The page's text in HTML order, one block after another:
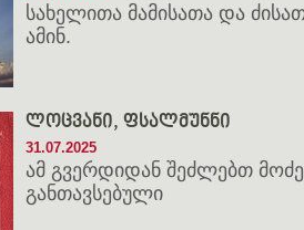
სახელითა მამისათა და
ამინ.
ლოცვანი, ფსალმუნნი
31.07.2025
ამ გვერდიდან შეძლებთ
განთავსებული